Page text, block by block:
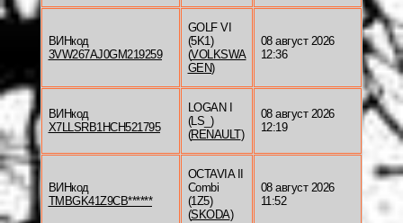
ВИНкод
3VW267AJ0GM219259
GOLF VI
(5K1)
(VOLKSWA
GEN)
08 август 2026
12:36
ВИНкод
X7LLSRB1HCH521795
LOGAN I
(LS_)
(RENAULT)
08 август 2026
12:19
ВИНкод
TMBGK41Z9CB******
OCTAVIA II
Combi
(1Z5)
(SKODA)
08 август 2026
11:52